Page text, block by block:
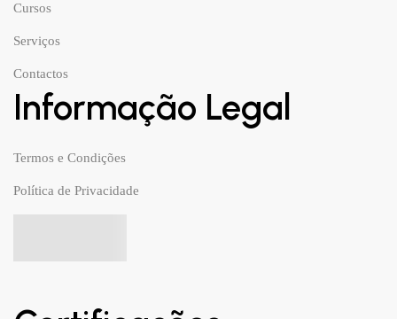
Cursos
Serviços
Contactos
Informação Legal
Termos e Condições
Política de Privacidade